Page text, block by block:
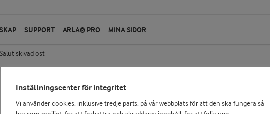
SUPPORT ARLA® PRO MINA SIDOR
skivad ost
Arla®
Inställningscenter för integritet
Vi använder cookies, inklusive tredje parts, på vår webbplats för att den ska fungera så